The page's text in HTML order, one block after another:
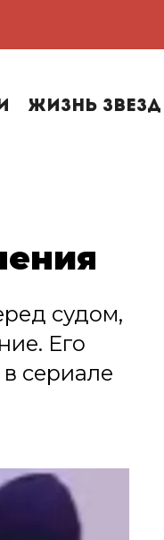
Жизнь звезд
судом,
Его
сериале